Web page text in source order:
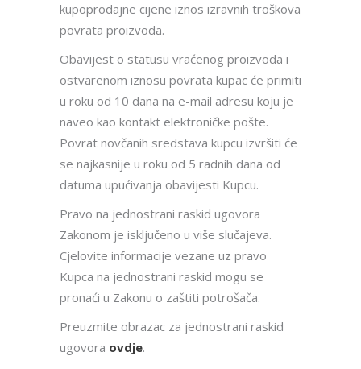
kupoprodajne cijene iznos izravnih troškova
povrata proizvoda.
Obavijest o statusu vraćenog proizvoda i
ostvarenom iznosu povrata kupac će primiti
u roku od 10 dana na e-mail adresu koju je
naveo kao kontakt elektroničke pošte.
Povrat novčanih sredstava kupcu izvršiti će
se najkasnije u roku od 5 radnih dana od
datuma upućivanja obavijesti Kupcu.
Pravo na jednostrani raskid ugovora
Zakonom je isključeno u više slučajeva.
Cjelovite informacije vezane uz pravo
Kupca na jednostrani raskid mogu se
pronaći u Zakonu o zaštiti potrošača.
Preuzmite obrazac za jednostrani raskid
ugovora ovdje.